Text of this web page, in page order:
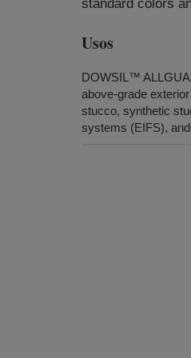
standard colors
Usos
DOWSIL™
above-grade
stucco, synthetic
systems (EIFS),